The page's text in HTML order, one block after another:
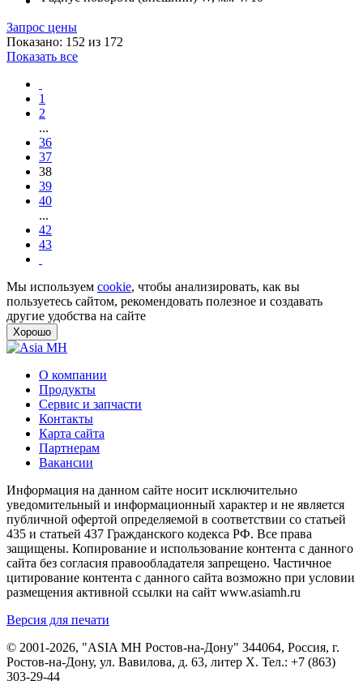
Запрос цены
Показано: 152 из 172
Показать все
1
2
...
36
37
38
39
40
...
42
43
Мы используем cookie, чтобы анализировать, как вы
пользуетесь сайтом, рекомендовать полезное и создавать
другие удобства на сайте
Хорошо
О компании
Продукты
Сервис и запчасти
Контакты
Карта сайта
Партнерам
Вакансии
Информация на данном сайте носит исключительно
уведомительный и информационный характер и не является
публичной офертой определяемой в соответствии со статьей
435 и статьей 437 Гражданского кодекса РФ. Все права
защищены. Копирование и использование контента с данного
сайта без согласия правообладателя запрещено. Частичное
цитирование контента с данного сайта возможно при условии
размещения активной ссылки на сайт www.asiamh.ru
Версия для печати
© 2001-2026, "ASIA MH Ростов-на-Дону" 344064, Россия, г.
Ростов-на-Дону, ул. Вавилова, д. 63, литер Х. Тел.: +7 (863)
303-29-44